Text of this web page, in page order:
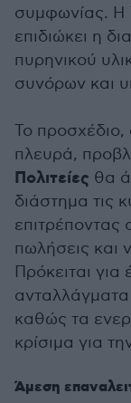
συμφωνίας. Η
επιδιώκει η
πυρηνικού
συνόρων και
Το προσχέδιο,
πλευρά,
Πολιτείες θα
διάστημα τις
επιτρέποντας
πωλήσεις και
Πρόκειται
καθώς τα
κρίσιμα για
Άμεση